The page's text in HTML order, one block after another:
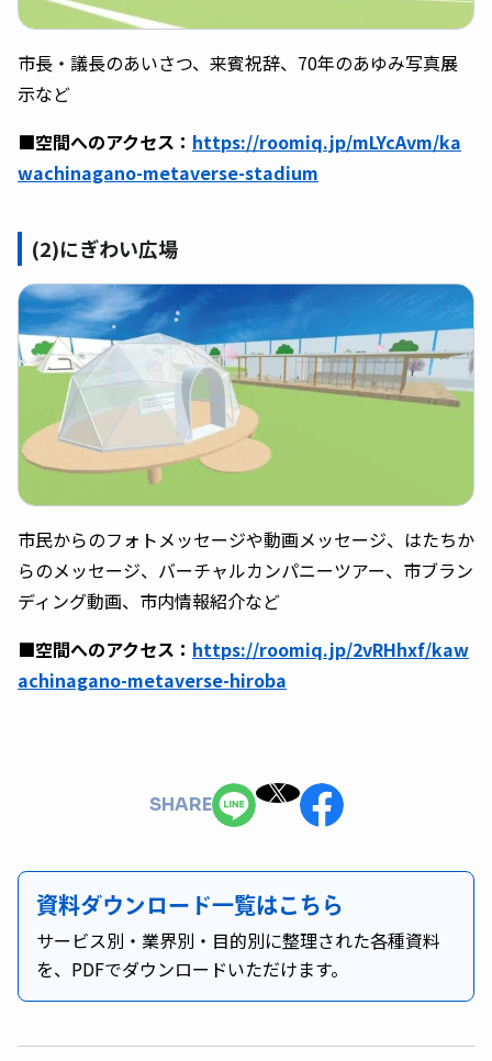
市長・議長のあいさつ、来賓祝辞、70年のあゆみ写真展
示など
■空間へのアクセス： https://roomiq.jp/mLYcAvm/ka
wachinagano-metaverse-stadium
(2)にぎわい広場
市民からのフォトメッセージや動画メッセージ、はたちか
らのメッセージ、バーチャルカンパニーツアー、市ブラン
ディング動画、市内情報紹介など
■空間へのアクセス： https://roomiq.jp/2vRHhxf/kaw
achinagano-metaverse-hiroba
SHARE
資料ダウンロード一覧はこちら
サービス別・業界別・目的別に整理された各種資料
を、PDFでダウンロードいただけます。